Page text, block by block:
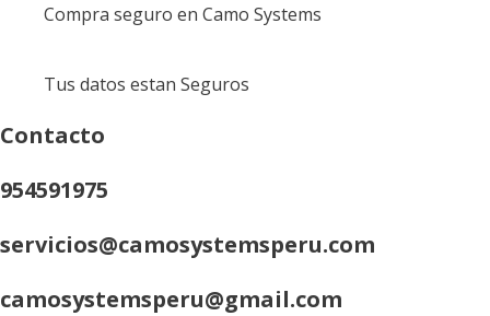
Compra seguro en Camo Systems
Tus datos estan Seguros
Contacto
954591975
servicios@camosystemsperu.com
camosystemsperu@gmail.com